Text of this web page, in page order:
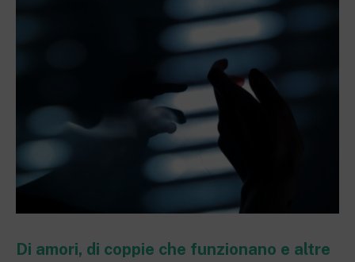
Di amori, di coppie che funzionano e altre